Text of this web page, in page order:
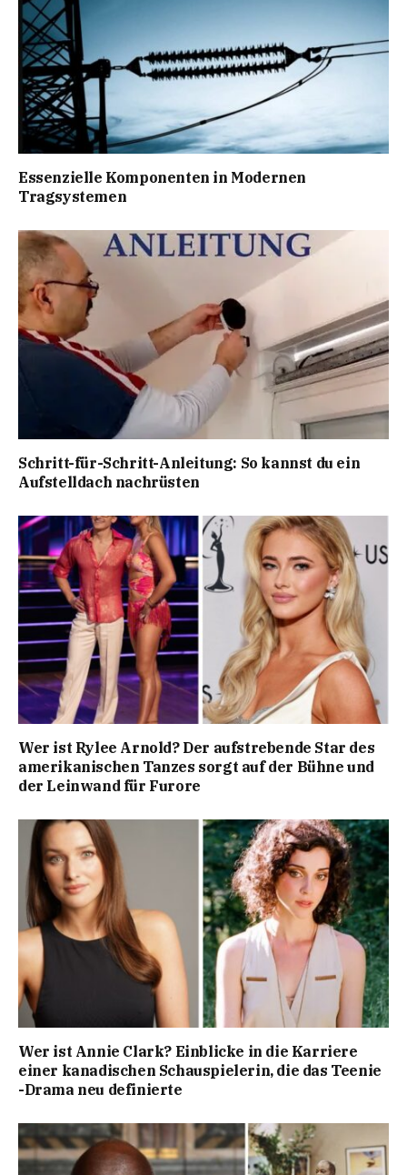
Essenzielle Komponenten in Modernen
Tragsystemen
Schritt-für-Schritt-Anleitung: So kannst du ein
Aufstelldach nachrüsten
Wer ist Rylee Arnold? Der aufstrebende Star des
amerikanischen Tanzes sorgt auf der Bühne und
der Leinwand für Furore
Wer ist Annie Clark? Einblicke in die Karriere
einer kanadischen Schauspielerin, die das Teenie
-Drama neu definierte